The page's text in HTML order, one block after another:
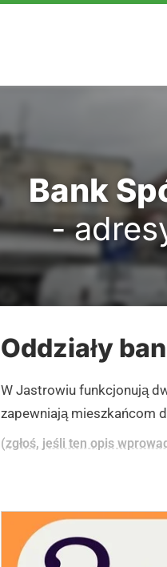
Bank
-
Oddziały
W Jastrowiu funkcjonują
zapewniają mieszkańcom
(zgłoś, jeśli ten opis